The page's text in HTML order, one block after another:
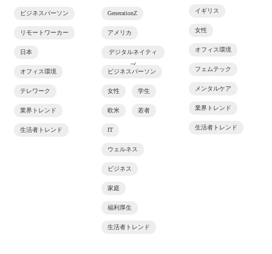
ビジネスパーソン
リモートワーカー
日本
オフィス環境
テレワーク
業界トレンド
生活者トレンド
GenerationZ
アメリカ
デジタルネイティ
ブ
ビジネスパーソン
女性 学生
欧米 若者
IT
ウェルネス
ビジネス
家庭
福利厚生
生活者トレンド
イギリス
女性
オフィス環境
フェムテック
メンタルケア
業界トレンド
生活者トレンド